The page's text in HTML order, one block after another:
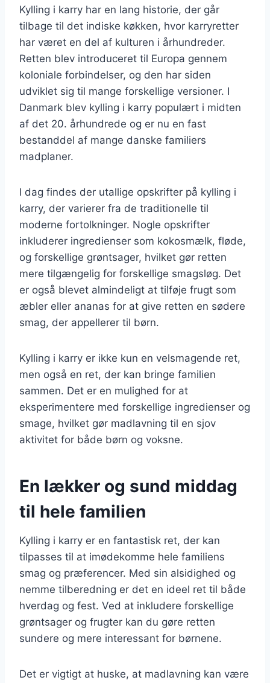
Kylling i karry har en lang historie, der går
tilbage til det indiske køkken, hvor karryretter
har været en del af kulturen i århundreder.
Retten blev introduceret til Europa gennem
koloniale forbindelser, og den har siden
udviklet sig til mange forskellige versioner. I
Danmark blev kylling i karry populært i midten
af det 20. århundrede og er nu en fast
bestanddel af mange danske familiers
madplaner.
I dag findes der utallige opskrifter på kylling i
karry, der varierer fra de traditionelle til
moderne fortolkninger. Nogle opskrifter
inkluderer ingredienser som kokosmælk, fløde,
og forskellige grøntsager, hvilket gør retten
mere tilgængelig for forskellige smagsløg. Det
er også blevet almindeligt at tilføje frugt som
æbler eller ananas for at give retten en sødere
smag, der appellerer til børn.
Kylling i karry er ikke kun en velsmagende ret,
men også en ret, der kan bringe familien
sammen. Det er en mulighed for at
eksperimentere med forskellige ingredienser og
smage, hvilket gør madlavning til en sjov
aktivitet for både børn og voksne.
En lækker og sund middag
til hele familien
Kylling i karry er en fantastisk ret, der kan
tilpasses til at imødekomme hele familiens
smag og præferencer. Med sin alsidighed og
nemme tilberedning er det en ideel ret til både
hverdag og fest. Ved at inkludere forskellige
grøntsager og frugter kan du gøre retten
sundere og mere interessant for børnene.
Det er vigtigt at huske, at madlavning kan være